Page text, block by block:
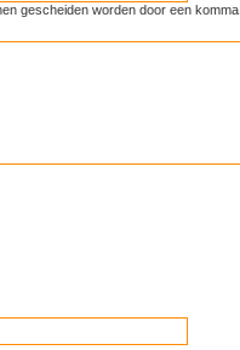
gescheiden worden door een komma.